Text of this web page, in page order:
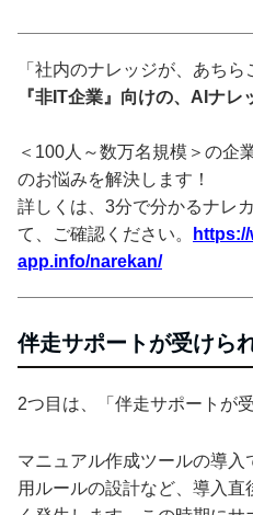
「社内のナレッジが、あちら
『非IT企業』向けの、AIナレ
＜100人～数万名規模＞の企
のお悩みを解決します！
詳しくは、3分で分かるナレ
て、ご確認ください。
app.info/narekan/
伴走サポートが受けら
2つ目は、「伴走サポートが
マニュアル作成ツールの導
用ルールの設計など、導入